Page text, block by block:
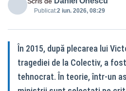
Publicat:2 iun. 2026, 08:29
În 2015, după plecarea lui
tragediei de la Colectiv, a
tehnocrat. În teorie, într-un